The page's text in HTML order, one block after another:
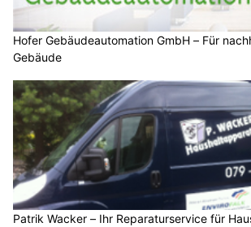
Hofer Gebäudeautomation GmbH – Für
Gebäude
Patrik Wacker – Ihr Reparaturservice für